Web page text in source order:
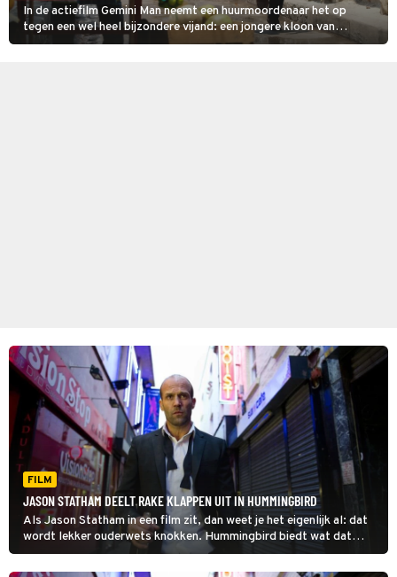
In de actiefilm Gemini Man neemt een huurmoordenaar het op
tegen een wel heel bijzondere vijand: een jongere kloon van
zichzelf.
FILM
JASON STATHAM DEELT RAKE KLAPPEN UIT IN HUMMINGBIRD
Als Jason Statham in een film zit, dan weet je het eigenlijk al: dat
wordt lekker ouderwets knokken. Hummingbird biedt wat dat
betreft weinig verrassends, maar daar maalt de Statham-fan niet
om.